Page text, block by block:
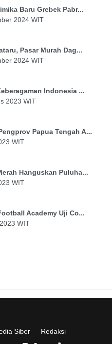
Baru Grebek Pabr...
2024 WIT
Pasar Murah Dag...
2024 WIT
Indonesia ...
2023 WIT
Papua Tengah A...
WIT
Hanguskan Puluha...
WIT
Academy Uji Co...
WIT
Siber Redaksi